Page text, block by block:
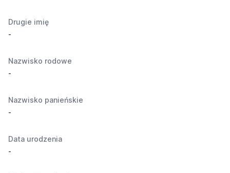
Drugie imię
-
Nazwisko rodowe
-
Nazwisko panieńskie
-
Data urodzenia
-